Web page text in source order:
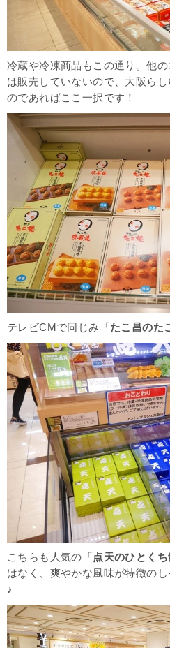
冷蔵や冷凍商品もこの通り。他
は販売していないので、大阪ら
のであればここ一択です！
テレビCMで同じみ「 たこ昌のた
こちらも人気の「 点天のひとくち
はなく、爽やかな風味が特徴の
♪